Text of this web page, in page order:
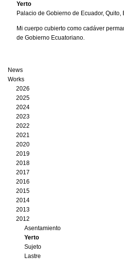
Yerto
Palacio de Gobierno de Ecuador, Quito,
Mi cuerpo cubierto como cadáver
de Gobierno Ecuatoriano.
News
Works
2026
2025
2024
2023
2022
2021
2020
2019
2018
2017
2016
2015
2014
2013
2012
Asentamiento
Yerto
Sujeto
Lastre